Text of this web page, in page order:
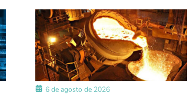
6 de agosto de 2026